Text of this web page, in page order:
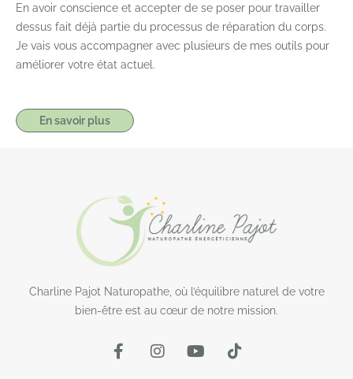
En avoir conscience et accepter de se poser pour travailler
dessus fait déjà partie du processus de réparation du corps.
Je vais vous accompagner avec plusieurs de mes outils pour
améliorer votre état actuel.
En savoir plus
Charline Pajot Naturopathe, où l’équilibre naturel de votre
bien-être est au cœur de notre mission.